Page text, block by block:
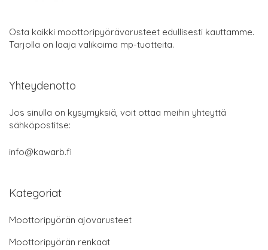
Osta kaikki moottoripyörävarusteet edullisesti kauttamme.
Tarjolla on laaja valikoima mp-tuotteita.
Yhteydenotto
Jos sinulla on kysymyksiä, voit ottaa meihin yhteyttä
sähköpostitse:
info@kawarb.fi
Kategoriat
Moottoripyörän ajovarusteet
Moottoripyörän renkaat